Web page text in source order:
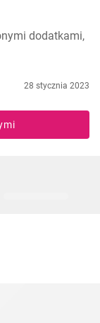
dodatkami,
28 stycznia 2023